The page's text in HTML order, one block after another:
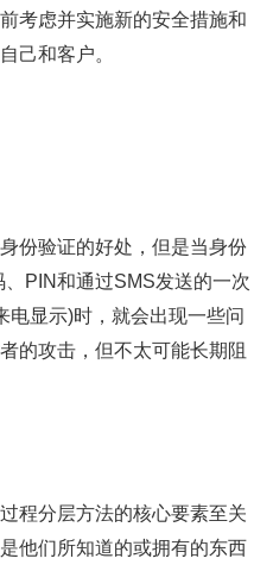
考虑并实施新的安全措施和
己和客户。
份验证的好处，但是当身份
PIN和通过SMS发送的一次
电显示)时，就会出现一些问
的攻击，但不太可能长期阻
程分层方法的核心要素至关
他们所知道的或拥有的东西